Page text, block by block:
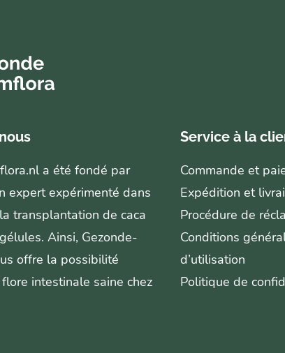
a été fondé par
expert expérimenté dans
transplantation de caca
Ainsi, Gezonde-
offre la possibilité
intestinale saine chez
Service à la
Commande et
Expédition et
Procédure de
Conditions
d’utilisation
Politique de